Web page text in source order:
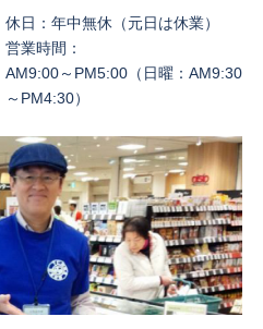
休日：年中無休（元日は休業）
営業時間：
AM9:00～PM5:00（日曜：AM9:30
～PM4:30）